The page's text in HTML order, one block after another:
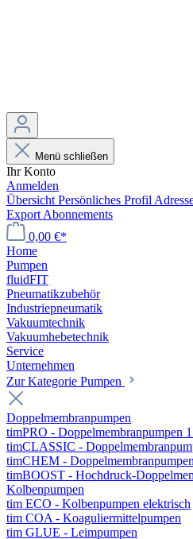
Menü schließen
Ihr Konto
Anmelden
Übersicht Persönliches Profil
Export Abonnements
0,00 €*
Home
Pumpen
fluidFIT
Pneumatikzubehör
Industriepneumatik
Vakuumtechnik
Vakuumhebetechnik
Service
Unternehmen
Zur Kategorie Pumpen
Doppelmembranpumpen
timPRO - Doppelmembranpumpen
timCLASSIC -
timCHEM -
timBOOST - Hochdruck-
Kolbenpumpen
tim ECO - Kolbenpumpen elektrisch
tim COA - Koaguliermittelpumpen
tim GLUE - Leimpumpen